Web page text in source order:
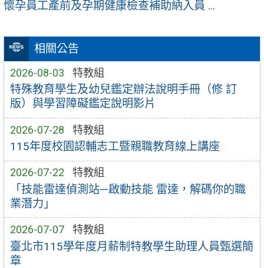
相關公告
2026-08-03 特教組
特殊教育學生及幼兒鑑定辦法說明手冊（修 訂
版）與學習障礙鑑定說明影片
2026-07-28 特教組
115年度校園認輔志工暨親職教育線上講座
2026-07-22 特教組
「技能雷達偵測站—啟動技能 雷達，解碼你的職
業潛力」
2026-07-07 特教組
臺北市115學年度月薪制特教學生助理人員甄選簡
章
懷孕員工產前及孕期健康檢查補助納入員 ...